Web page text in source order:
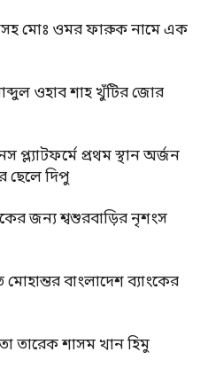
মোঃ ওমর ফারুক নামে এক
ওহাব শাহ খুঁটির জোর
প্রথম স্থান অর্জন
ছেলে দিপু
জন্য শ্বশুরবাড়ির নৃশংস
বাংলাদেশ ব্যাংকের
তারেক শাসম খান হিমু